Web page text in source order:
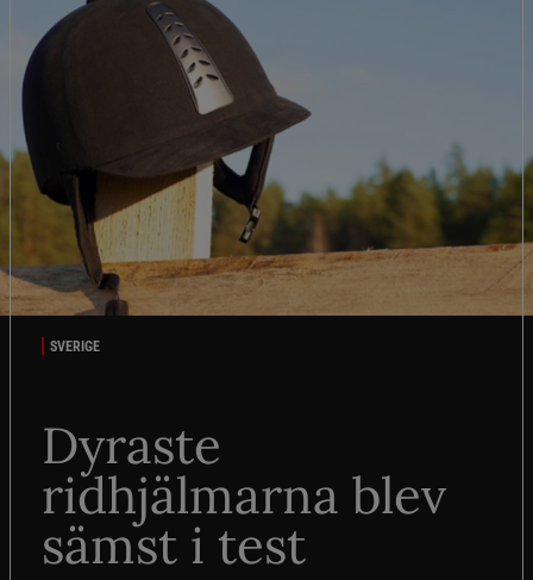
SVERIGE
Dyraste
ridhjälmarna blev
sämst i test